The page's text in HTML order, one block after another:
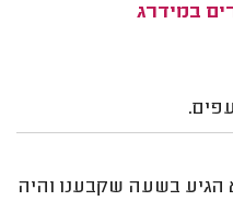
במידרג
הגיע בשעה שקבענו והיה